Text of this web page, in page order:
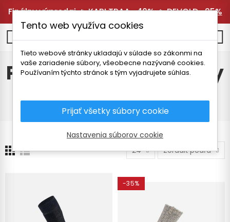
Finálny výpredaj 🔥KARI TRAA -40%🔥DEVOLD -25%
Ponožky a podkolienky
Ponožky a podkolienky
24 Zoradiť podľa
-35%
Tento web využíva cookies
Tieto webové stránky ukladajú v súlade so zákonmi na
vaše zariadenie súbory, všeobecne nazývané cookies.
Používaním týchto stránok s tým vyjadrujete súhlas.
Prijať všetky súbory cookie
Nastavenia súborov cookie